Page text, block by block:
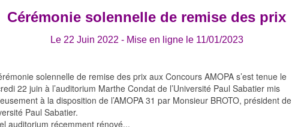
Cérémonie solennelle de remise des prix
Le 22 Juin 2022 - Mise en ligne le 11/01/2023
solennelle de remise des prix aux Concours AMOPA s’est tenue le
22 juin à l’auditorium Marthe Condat de l’Université Paul Sabatier mis
à la disposition de l’AMOPA 31 par Monsieur BROTO, président de
Paul Sabatier.
auditorium récemment rénové...